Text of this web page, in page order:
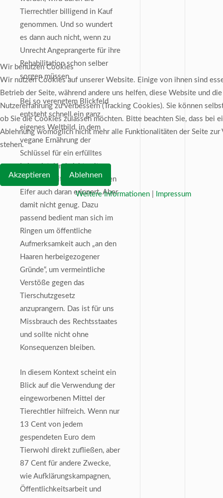
Tierrechtler billigend in Kauf
genommen. Und so wundert
es dann auch nicht, wenn zu
Unrecht Angeprangerte für ihre
Rehabilitation schon selber
sorgen müssen.
Bei so verengtem Blickfeld
entsteht schnell ein ganz
eigenes Weltbild, in dem
vegane Ernährung der
Schlüssel für ein erfülltes
Leben ist. Und nicht selten
wird man mit missionarischen
Eifer auch daran erinnert. Aber
damit nicht genug. Dazu
passend bedient man sich im
Ringen um öffentliche
Aufmerksamkeit auch „an den
Haaren herbeigezogener
Gründe“, um vermeintliche
Verstöße gegen das
Tierschutzgesetz
anzuprangern. Das ist für uns
Missbrauch des Rechtsstaates
und sollte nicht ohne
Konsequenzen bleiben.
In diesem Kontext scheint ein
Blick auf die Verwendung der
eingeworbenen Mittel der
Tierechtler hilfreich. Wenn nur
13 Cent von jedem
gespendeten Euro dem
Tierwohl direkt zufließen, aber
87 Cent für andere Zwecke,
wie Aufklärungskampagnen,
Öffentlichkeitsarbeit und
Wir benutzen Cookies
Wir nutzen Cookies auf unserer Website. Einige von ihnen sind
Betrieb der Seite, während andere uns helfen, diese Website und die
Nutzererfahrung zu verbessern (Tracking Cookies). Sie können
ob Sie die Cookies zulassen möchten. Bitte beachten Sie, dass bei
Ablehnung womöglich nicht mehr alle Funktionalitäten der Seite zur
stehen.
Akzeptieren Ablehnen
Weitere Informationen Impressum